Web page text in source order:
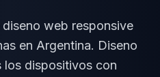
diseno web responsive
en Argentina. Diseno
los dispositivos con